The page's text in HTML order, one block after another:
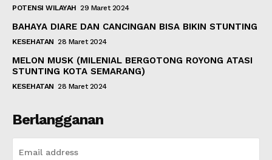
POTENSI WILAYAH 29 Maret 2024
BAHAYA DIARE DAN CANCINGAN BISA BIKIN STUNTING
KESEHATAN 28 Maret 2024
MELON MUSK (MILENIAL BERGOTONG ROYONG ATASI
STUNTING KOTA SEMARANG)
KESEHATAN 28 Maret 2024
Berlangganan